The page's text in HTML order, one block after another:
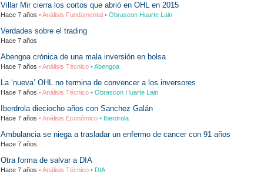
Villar Mir cierra los cortos que abrió en OHL en 2015
Hace 7 años • Análisis Fundamental • Obrascon Huarte Lain
Verdades sobre el trading
Hace 7 años
Abengoa crónica de una mala inversión en bolsa
Hace 7 años • Análisis Técnico • Abengoa
La ‘nueva’ OHL no termina de convencer a los inversores
Hace 7 años • Análisis Técnico • Obrascon Huarte Lain
Iberdrola dieciocho años con Sanchez Galán
Hace 7 años • Análisis Económico • Iberdrola
Ambulancia se niega a trasladar un enfermo de cancer con 91 años
Hace 7 años
Otra forma de salvar a DIA
Hace 7 años • Análisis Técnico • DIA